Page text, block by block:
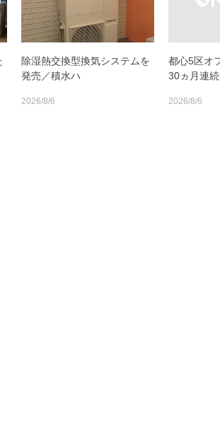
除湿熱交換型換気システムを
発売／積水ハ
2026/8/6
都心5区オ
30ヵ月連
2026/8/6